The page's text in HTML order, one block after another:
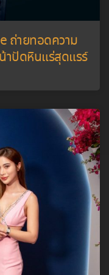
ถ่ายทอดความ
าปัดหินแร่สุดแรร์